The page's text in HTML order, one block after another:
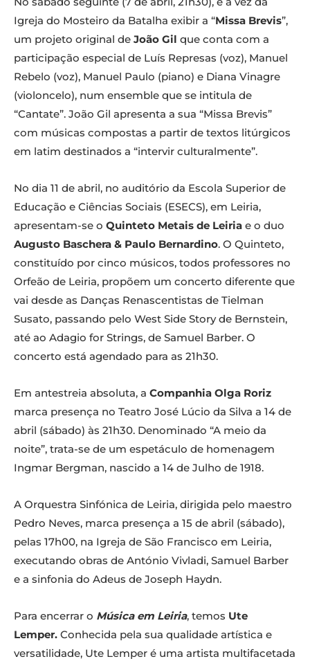
Igreja do Mosteiro da Batalha exibir a “Missa Brevis”,
um projeto original de João Gil que conta com a
participação especial de Luís Represas (voz), Manuel
Rebelo (voz), Manuel Paulo (piano) e Diana Vinagre
(violoncelo), num ensemble que se intitula de
“Cantate”. João Gil apresenta a sua “Missa Brevis”
com músicas compostas a partir de textos litúrgicos
em latim destinados a “intervir culturalmente”.
No dia 11 de abril, no auditório da Escola Superior de
Educação e Ciências Sociais (ESECS), em Leiria,
apresentam-se o Quinteto Metais de Leiria e o duo
Augusto Baschera & Paulo Bernardino. O Quinteto,
constituído por cinco músicos, todos professores no
Orfeão de Leiria, propõem um concerto diferente que
vai desde as Danças Renascentistas de Tielman
Susato, passando pelo West Side Story de Bernstein,
até ao Adagio for Strings, de Samuel Barber. O
concerto está agendado para as 21h30.
Em antestreia absoluta, a Companhia Olga Roriz
marca presença no Teatro José Lúcio da Silva a 14 de
abril (sábado) às 21h30. Denominado “A meio da
noite”, trata-se de um espetáculo de homenagem
Ingmar Bergman, nascido a 14 de Julho de 1918.
A Orquestra Sinfónica de Leiria, dirigida pelo maestro
Pedro Neves, marca presença a 15 de abril (sábado),
pelas 17h00, na Igreja de São Francisco em Leiria,
executando obras de António Vivladi, Samuel Barber
e a sinfonia do Adeus de Joseph Haydn.
Para encerrar o Música em Leiria, temos Ute
Lemper. Conhecida pela sua qualidade artística e
versatilidade, Ute Lemper é uma artista multifacetada